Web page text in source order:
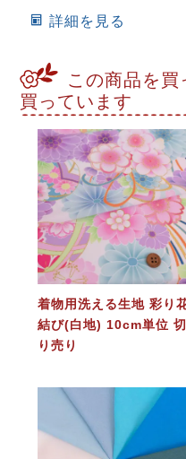
詳細を見る
この商品を買
買っています
着物用洗える生地 彩り
結び(白地) 10cm単位 切
り売り